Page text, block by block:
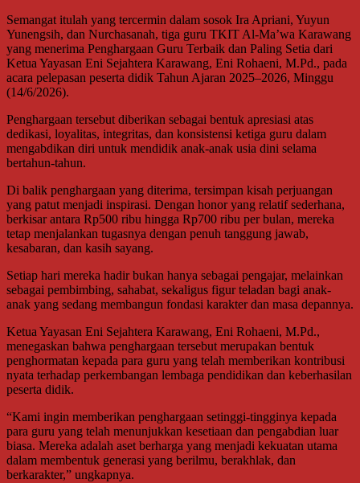
Semangat itulah yang tercermin dalam sosok Ira Apriani, Yuyun
Yunengsih, dan Nurchasanah, tiga guru TKIT Al-Ma’wa Karawang
yang menerima Penghargaan Guru Terbaik dan Paling Setia dari
Ketua Yayasan Eni Sejahtera Karawang, Eni Rohaeni, M.Pd., pada
acara pelepasan peserta didik Tahun Ajaran 2025–2026, Minggu
(14/6/2026).
Penghargaan tersebut diberikan sebagai bentuk apresiasi atas
dedikasi, loyalitas, integritas, dan konsistensi ketiga guru dalam
mengabdikan diri untuk mendidik anak-anak usia dini selama
bertahun-tahun.
Di balik penghargaan yang diterima, tersimpan kisah perjuangan
yang patut menjadi inspirasi. Dengan honor yang relatif sederhana,
berkisar antara Rp500 ribu hingga Rp700 ribu per bulan, mereka
tetap menjalankan tugasnya dengan penuh tanggung jawab,
kesabaran, dan kasih sayang.
Setiap hari mereka hadir bukan hanya sebagai pengajar, melainkan
sebagai pembimbing, sahabat, sekaligus figur teladan bagi anak-
anak yang sedang membangun fondasi karakter dan masa depannya.
Ketua Yayasan Eni Sejahtera Karawang, Eni Rohaeni, M.Pd.,
menegaskan bahwa penghargaan tersebut merupakan bentuk
penghormatan kepada para guru yang telah memberikan kontribusi
nyata terhadap perkembangan lembaga pendidikan dan keberhasilan
peserta didik.
“Kami ingin memberikan penghargaan setinggi-tingginya kepada
para guru yang telah menunjukkan kesetiaan dan pengabdian luar
biasa. Mereka adalah aset berharga yang menjadi kekuatan utama
dalam membentuk generasi yang berilmu, berakhlak, dan
berkarakter,” ungkapnya.